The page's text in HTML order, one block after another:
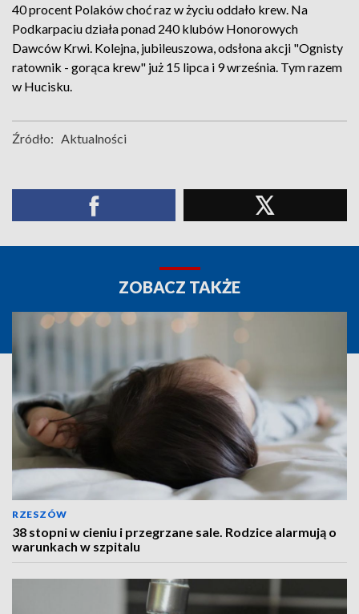
40 procent Polaków choć raz w życiu oddało krew. Na
Podkarpaciu działa ponad 240 klubów Honorowych
Dawców Krwi. Kolejna, jubileuszowa, odsłona akcji "Ognisty
ratownik - gorąca krew" już 15 lipca i 9 września. Tym razem
w Hucisku.
Źródło: Aktualności
ZOBACZ TAKŻE
RZESZÓW
38 stopni w cieniu i przegrzane sale. Rodzice alarmują o
warunkach w szpitalu